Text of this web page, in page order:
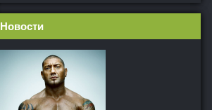
Новости